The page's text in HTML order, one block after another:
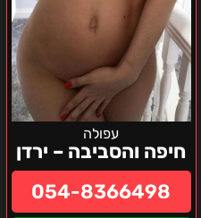
עפולה
חיפה והסביבה – ירדן
054-8366498